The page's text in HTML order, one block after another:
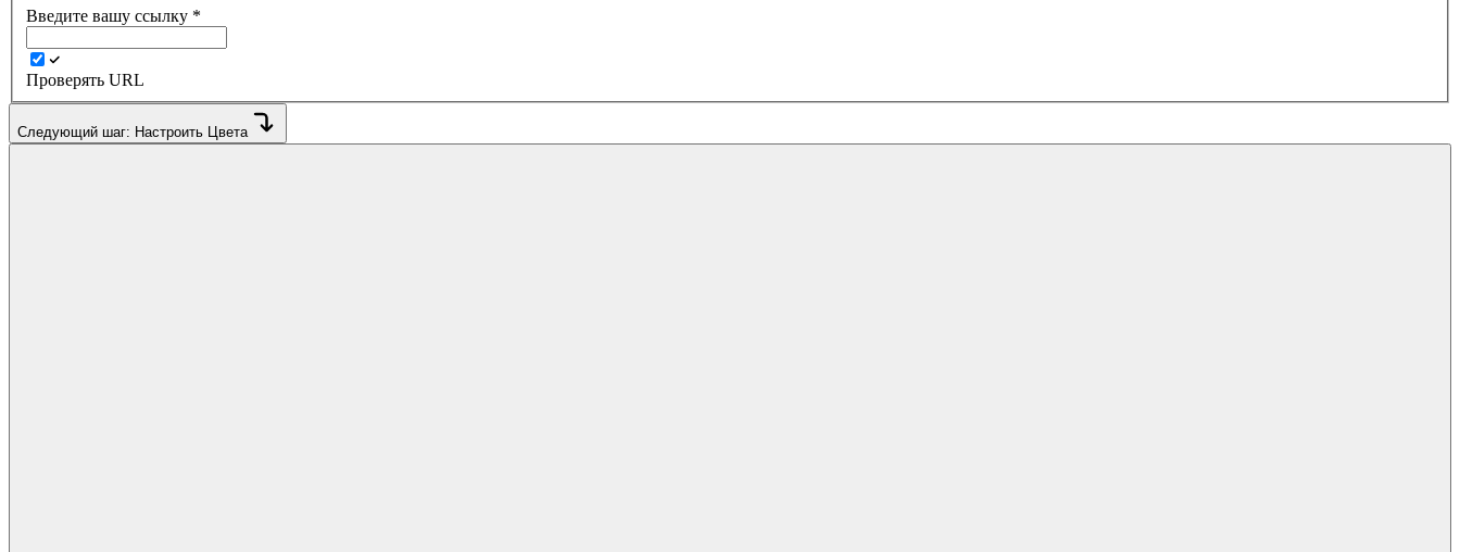
Введите вашу ссылку *
Проверять URL
Следующий шаг: Настроить Цвета